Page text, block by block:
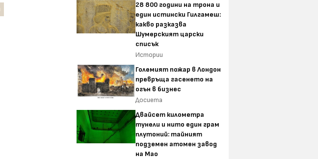
28 800 години на трона и
един истински Гилгамеш:
какво разказва
Шумерският царски
списък
Истории
Големият пожар в Лондон
превръща гасенето на
огън в бизнес
Досиета
Двайсет километра
тунели и нито един грам
плутоний: тайният
подземен атомен завод
на Мао